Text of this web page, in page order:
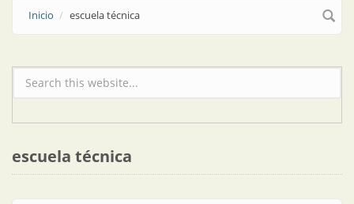
Inicio escuela técnica
Formulario de búsqueda
escuela técnica